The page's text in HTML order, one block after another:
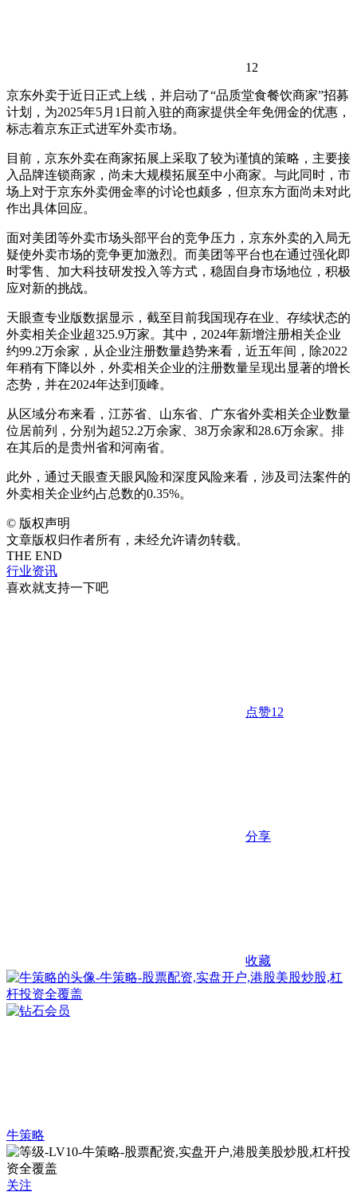
12
京东外卖于近日正式上线，并启动了“品质堂食餐饮商家”招募
计划，为2025年5月1日前入驻的商家提供全年免佣金的优惠，
标志着京东正式进军外卖市场。
目前，京东外卖在商家拓展上采取了较为谨慎的策略，主要接
入品牌连锁商家，尚未大规模拓展至中小商家。与此同时，市
场上对于京东外卖佣金率的讨论也颇多，但京东方面尚未对此
作出具体回应。
面对美团等外卖市场头部平台的竞争压力，京东外卖的入局无
疑使外卖市场的竞争更加激烈。而美团等平台也在通过强化即
时零售、加大科技研发投入等方式，稳固自身市场地位，积极
应对新的挑战。
天眼查专业版数据显示，截至目前我国现存在业、存续状态的
外卖相关企业超325.9万家。其中，2024年新增注册相关企业
约99.2万余家，从企业注册数量趋势来看，近五年间，除2022
年稍有下降以外，外卖相关企业的注册数量呈现出显著的增长
态势，并在2024年达到顶峰。
从区域分布来看，江苏省、山东省、广东省外卖相关企业数量
位居前列，分别为超52.2万余家、38万余家和28.6万余家。排
在其后的是贵州省和河南省。
此外，通过天眼查天眼风险和深度风险来看，涉及司法案件的
外卖相关企业约占总数的0.35%。
© 版权声明
文章版权归作者所有，未经允许请勿转载。
THE END
行业资讯
喜欢就支持一下吧
点赞12
分享
收藏
牛策略
关注